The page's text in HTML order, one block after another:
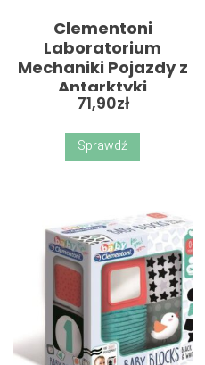
Clementoni
Laboratorium
Mechaniki Pojazdy z
Antarktyki
71,90zł
Sprawdź